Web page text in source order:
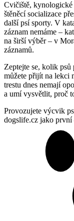
Cvičiště,
štěněcí socializace
další psí sporty. V
záznam nemáme –
na širší výběr – v
záznamů.
Zeptejte se, kolik psů
můžete přijít na lekci
trestu dnes nemají
a umí vysvětlit, proč
Provozujete výcvik
dogslife.cz jako první